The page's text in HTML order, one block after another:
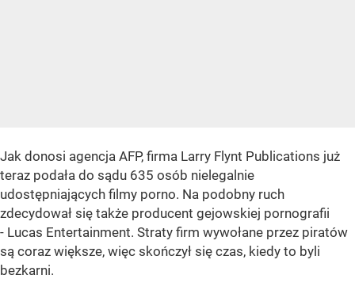
Jak donosi agencja AFP, firma Larry Flynt Publications już
teraz podała do sądu 635 osób nielegalnie
udostępniających filmy porno. Na podobny ruch
zdecydował się także producent gejowskiej pornografii
- Lucas Entertainment. Straty firm wywołane przez piratów
są coraz większe, więc skończył się czas, kiedy to byli
bezkarni.